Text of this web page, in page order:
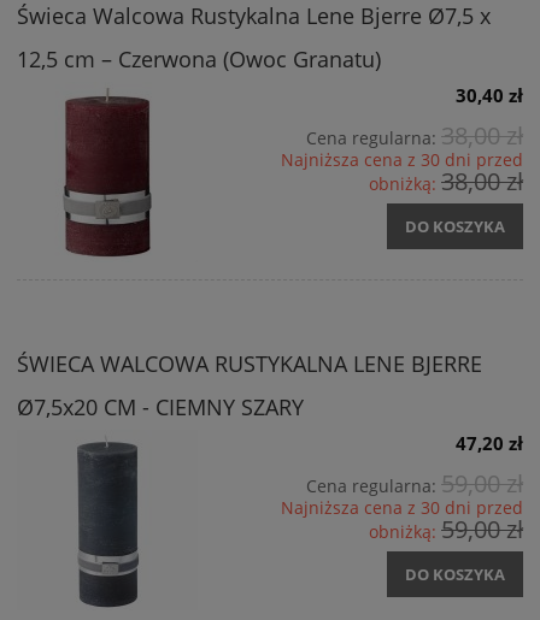
Świeca Walcowa Rustykalna Lene Bjerre Ø7,5 x
12,5 cm – Czerwona (Owoc Granatu)
30,40 zł
Cena regularna: 38,00 zł
Najniższa cena z 30 dni przed
obniżką: 38,00 zł
DO KOSZYKA
ŚWIECA WALCOWA RUSTYKALNA LENE BJERRE
Ø7,5x20 CM - CIEMNY SZARY
47,20 zł
Cena regularna: 59,00 zł
Najniższa cena z 30 dni przed
obniżką: 59,00 zł
DO KOSZYKA